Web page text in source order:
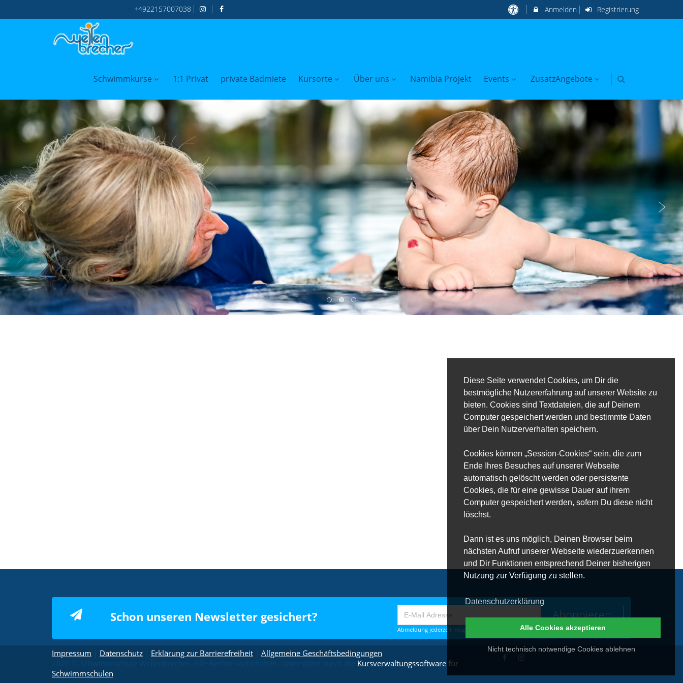
Diese Seite verwendet Cookies, um Dir die
bestmögliche Nutzererfahrung auf unserer Website zu
bieten. Cookies sind Textdateien, die auf Deinem
Computer gespeichert werden und bestimmte Daten
über Dein Nutzerverhalten speichern.
Cookies können „Session-Cookies“ sein, die zum
Ende Ihres Besuches auf unserer Webseite
automatisch gelöscht werden oder persistente
Cookies, die für eine gewisse Dauer auf ihrem
Computer gespeichert werden, sofern Du diese nicht
löschst.
Dann ist es uns möglich, Deinen Browser beim
nächsten Aufruf unserer Webseite wiederzuerkennen
und Dir Funktionen entsprechend Deiner bisherigen
Nutzung zur Verfügung zu stellen.
Datenschutzerklärung
Nicht technisch notwendige Cookies ablehnen
Alle Cookies akzeptieren
+4922157007038 Anmelden Registrierung
Schwimmkurse 1:1 Privat private Badmiete Kursorte Über uns Namibia Projekt Events ZusatzAngebote
Schon unseren Newsletter gesichert? Abonnieren
Abmeldung jederzeit möglich. Weitere Infos zum Datenschutz erhältst Duhier.
Impressum Datenschutz Erklärung zur Barrierefreiheit
Allgemeine Geschäftsbedingungen
2026 © Schwimmschule Wellenbrecher. Alle Rechte vorbehalten. Unterstützt durch die Kursverwaltungssoftware für
Schwimmschulen